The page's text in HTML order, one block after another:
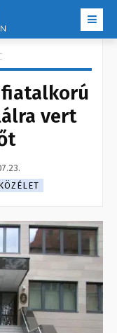
vert